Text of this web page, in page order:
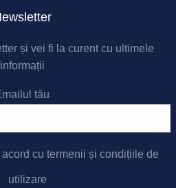
și vei fi la curent cu ultimele
informații
tău
cu termenii și condițiile de
utilizare